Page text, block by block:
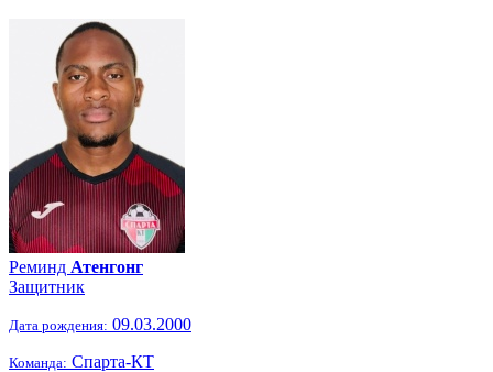
Реминд Атенгонг
Защитник
Дата рождения: 09.03.2000
Команда: Спарта-КТ